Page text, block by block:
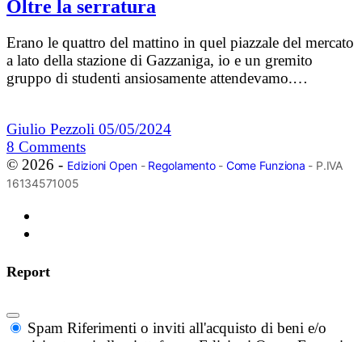
Oltre la serratura
Erano le quattro del mattino in quel piazzale del mercato
a lato della stazione di Gazzaniga, io e un gremito
gruppo di studenti ansiosamente attendevamo.…
Giulio Pezzoli 05/05/2024
8 Comments
© 2026 - Edizioni Open- Regolamento- Come Funziona - P.IVA
16134571005
Report
Spam Riferimenti o inviti all'acquisto di beni e/o